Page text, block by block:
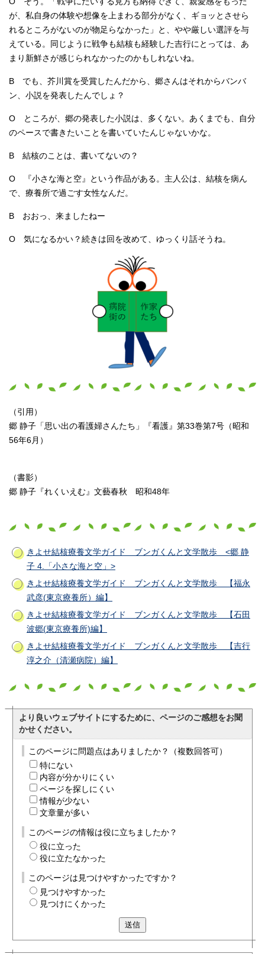
が、私自身の体験や想像を上まわる部分がなく、ギョッとさせら
れるところがないのが物足らなかった」と、やや厳しい選評を与
えている。同じように戦争も結核も経験した吉行にとっては、あ
まり新鮮さが感じられなかったのかもしれないね。
B でも、芥川賞を受賞したんだから、郷さんはそれからバンバ
ン、小説を発表したんでしょ？
O ところが、郷の発表した小説は、多くない。あくまでも、自分
のペースで書きたいことを書いていたんじゃないかな。
B 結核のことは、書いてないの？
O 『小さな海と空』という作品がある。主人公は、結核を病ん
で、療養所で過ごす女性なんだ。
B おおっ、来ましたねー
O 気になるかい？続きは回を改めて、ゆっくり話そうね。
（引用）
郷 静子「思い出の看護婦さんたち」『看護』第33巻第7号（昭和
56年6月）
（書影）
郷 静子『れくいえむ』文藝春秋 昭和48年
きよせ結核療養文学ガイド ブンガくんと文学散歩 <郷 静
子 4.「小さな海と空」>
きよせ結核療養文学ガイド ブンガくんと文学散歩 【福永
武彦(東京療養所）編】
きよせ結核療養文学ガイド ブンガくんと文学散歩 【石田
波郷(東京療養所)編】
きよせ結核療養文学ガイド ブンガくんと文学散歩 【吉行
淳之介（清瀬病院）編】
より良いウェブサイトにするために、ページのご感想をお聞
かせください。
このページに問題点はありましたか？（複数回答可）
特にない
内容が分かりにくい
ページを探しにくい
情報が少ない
文章量が多い
このページの情報は役に立ちましたか？
役に立った
役に立たなかった
このページは見つけやすかったですか？
見つけやすかった
見つけにくかった
送信